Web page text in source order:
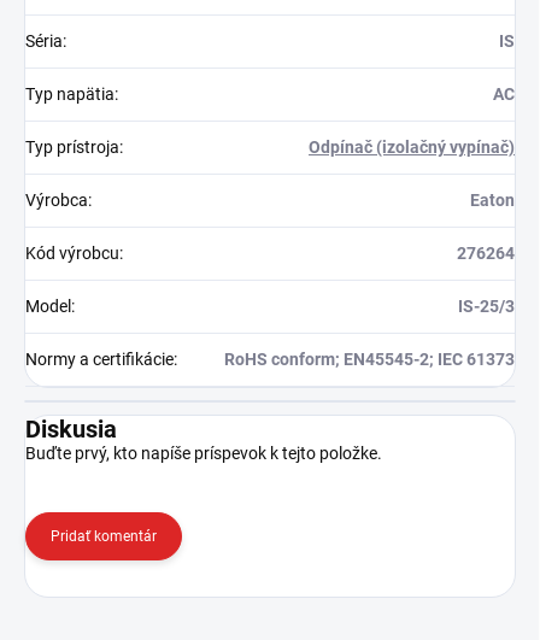
Séria: IS
Typ napätia: AC
Typ prístroja: Odpínač (izolačný vypínač)
Výrobca: Eaton
Kód výrobcu: 276264
Model : IS-25/3
Normy a certifikácie: RoHS conform; EN45545-2; IEC 61373
Diskusia
Buďte prvý, kto napíše príspevok k tejto položke.
Pridať komentár